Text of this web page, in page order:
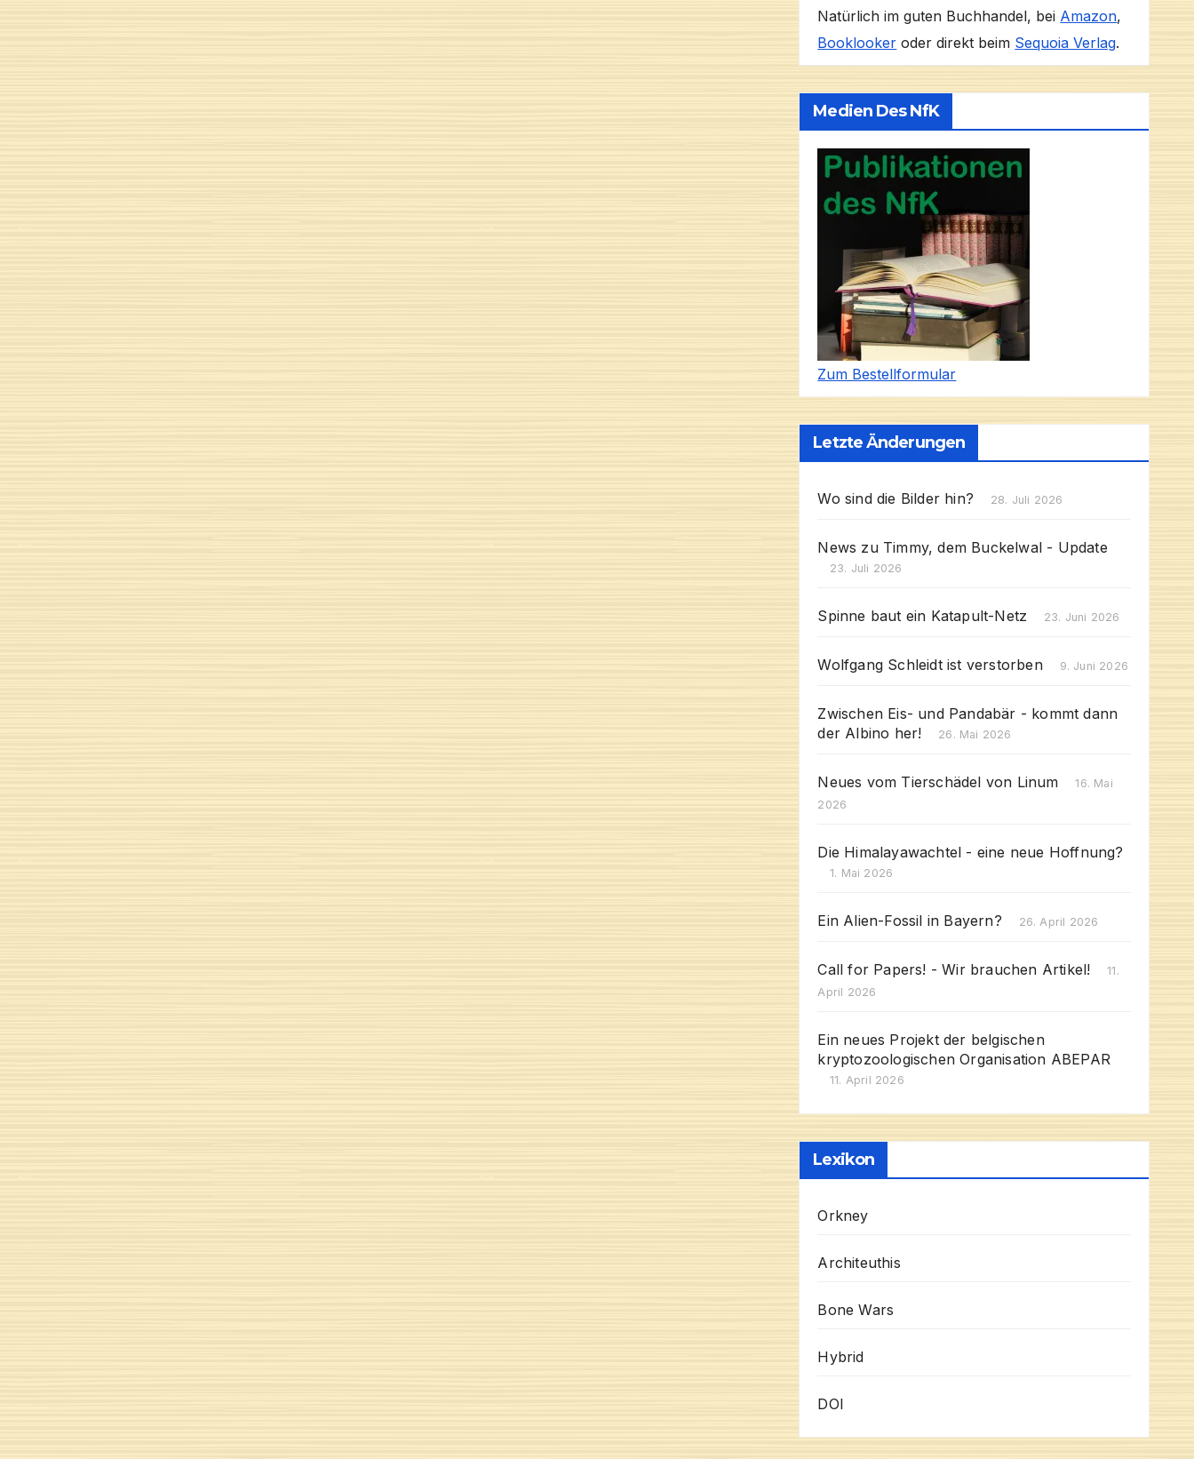
Natürlich im guten Buchhandel, bei Amazon,
Booklooker oder direkt beim Sequoia Verlag.
Medien Des NfK
Zum Bestellformular
Letzte Änderungen
Wo sind die Bilder hin? 28. Juli 2026
News zu Timmy, dem Buckelwal - Update
23. Juli 2026
Spinne baut ein Katapult-Netz 23. Juni 2026
Wolfgang Schleidt ist verstorben 9. Juni 2026
Zwischen Eis- und Pandabär - kommt dann
der Albino her!
26. Mai 2026
Neues vom Tierschädel von Linum
16. Mai
2026
Die Himalayawachtel - eine neue Hoffnung?
1. Mai 2026
Ein Alien-Fossil in Bayern? 26. April 2026
Call for Papers! - Wir brauchen Artikel!
11.
April 2026
Ein neues Projekt der belgischen
kryptozoologischen Organisation ABEPAR
11. April 2026
Lexikon
Orkney
Architeuthis
Bone Wars
Hybrid
DOI